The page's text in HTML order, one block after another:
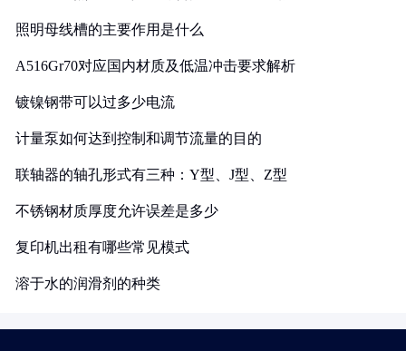
照明母线槽的主要作用是什么
A516Gr70对应国内材质及低温冲击要求解析
镀镍钢带可以过多少电流
计量泵如何达到控制和调节流量的目的
联轴器的轴孔形式有三种：Y型、J型、Z型
不锈钢材质厚度允许误差是多少
复印机出租有哪些常见模式
溶于水的润滑剂的种类